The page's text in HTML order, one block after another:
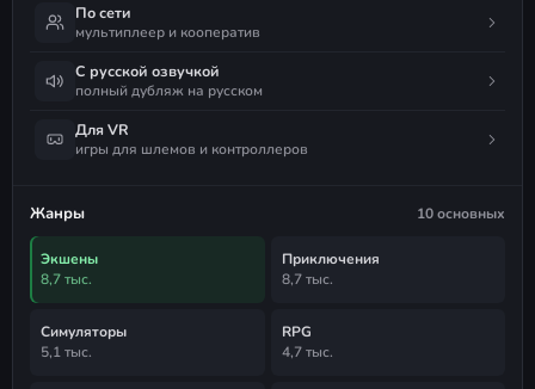
По сети
мультиплеер и кооператив
С русской озвучкой
полный дубляж на русском
Для VR
игры для шлемов и контроллеров
Жанры 10 основных
Экшены
8,7 тыс.
Приключения
8,7 тыс.
Симуляторы
5,1 тыс.
RPG
4,7 тыс.